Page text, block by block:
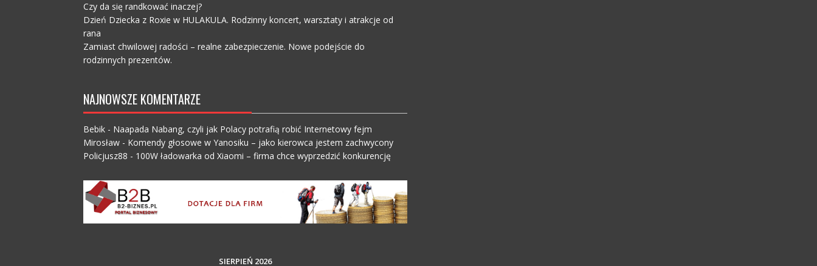
Czy da się randkować inaczej?
Dzień Dziecka z Roxie w HULAKULA. Rodzinny koncert, warsztaty i atrakcje od
rana
Zamiast chwilowej radości – realne zabezpieczenie. Nowe podejście do
rodzinnych prezentów.
NAJNOWSZE KOMENTARZE
Bebik- Naapada Nabang, czyli jak Polacy potrafią robić Internetowy fejm
Mirosław- Komendy głosowe w Yanosiku – jako kierowca jestem zachwycony
Policjusz88 - 100W ładowarka od Xiaomi – firma chce wyprzedzić konkurencję
SIERPIEŃ 2026